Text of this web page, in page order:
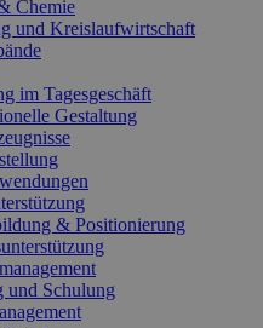
Chemie
und Kreislaufwirtschaft
im Tagesgeschäft
Gestaltung
& Positionierung
und Schulung